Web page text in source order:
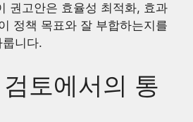
권고안은 효율성 최적화, 효과
정책 목표와 잘 부합하는지를
니다.
토에서의 통